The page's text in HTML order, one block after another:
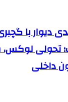
دیوار با
تحولی
داخلی